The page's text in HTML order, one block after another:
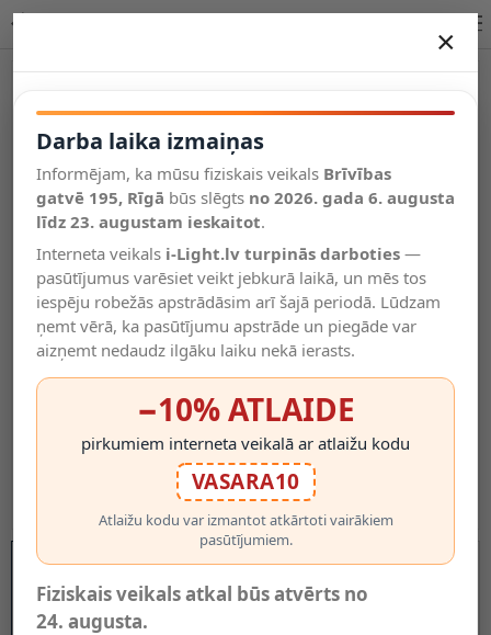
Salīdzināt
Vēlmju
saraksts
Valodas
×
Darba laika izmaiņas
Informējam, ka mūsu fiziskais veikals Brīvības
gatvē 195, Rīgā būs slēgts no 2026. gada 6. augusta
līdz 23. augustam ieskaitot.
Interneta veikals i-Light.lv turpinās darboties —
pasūtījumus varēsiet veikt jebkurā laikā, un mēs tos
iespēju robežās apstrādāsim arī šajā periodā. Lūdzam
ņemt vērā, ka pasūtījumu apstrāde un piegāde var
aizņemt nedaudz ilgāku laiku nekā ierasts.
−10% ATLAIDE
pirkumiem interneta veikalā ar atlaižu kodu
VASARA10
Atlaižu kodu var izmantot atkārtoti vairākiem
pasūtījumiem.
Fiziskais veikals atkal būs atvērts no
24. augusta.